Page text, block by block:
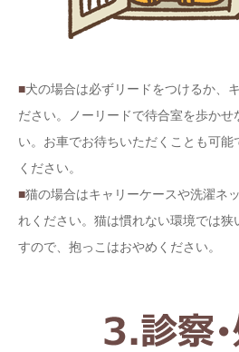
■犬の場合は必ずリードをつけるか、
ださい。ノーリードで待合室を歩かせ
い。お車でお待ちいただくことも可
ください。
■猫の場合はキャリーケースや洗濯ネ
れください。猫は慣れない環境では狭
すので、抱っこはおやめください。